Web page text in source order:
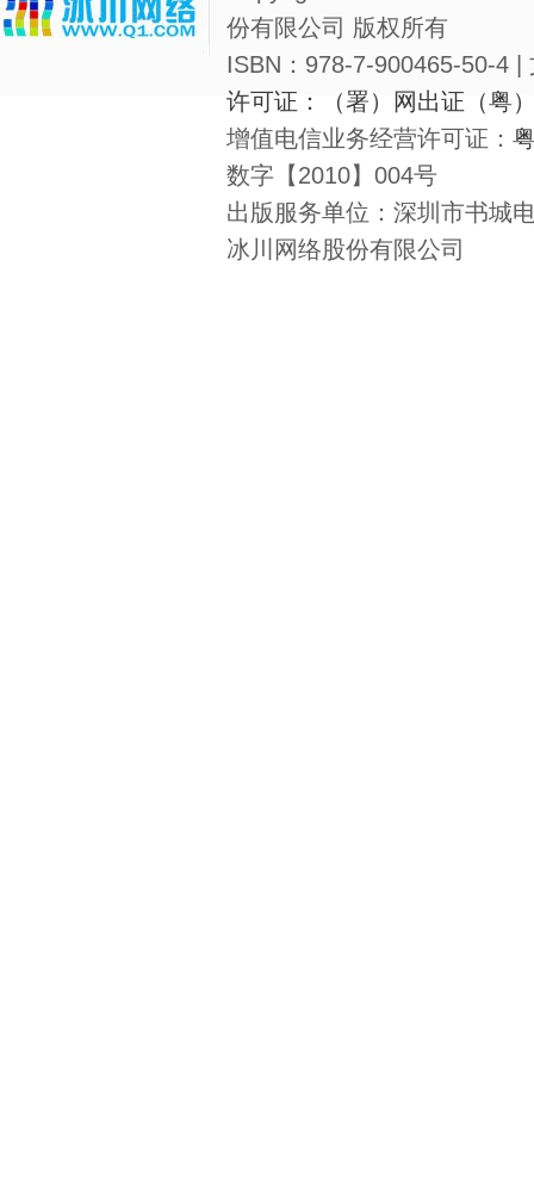
份有限公司 版权所有
ISBN：978-7-900465-50-4
许可证：（署）网出证（粤
增值电信业务经营许可证：
数字【2010】004号
出版服务单位：深圳市书城
冰川网络股份有限公司